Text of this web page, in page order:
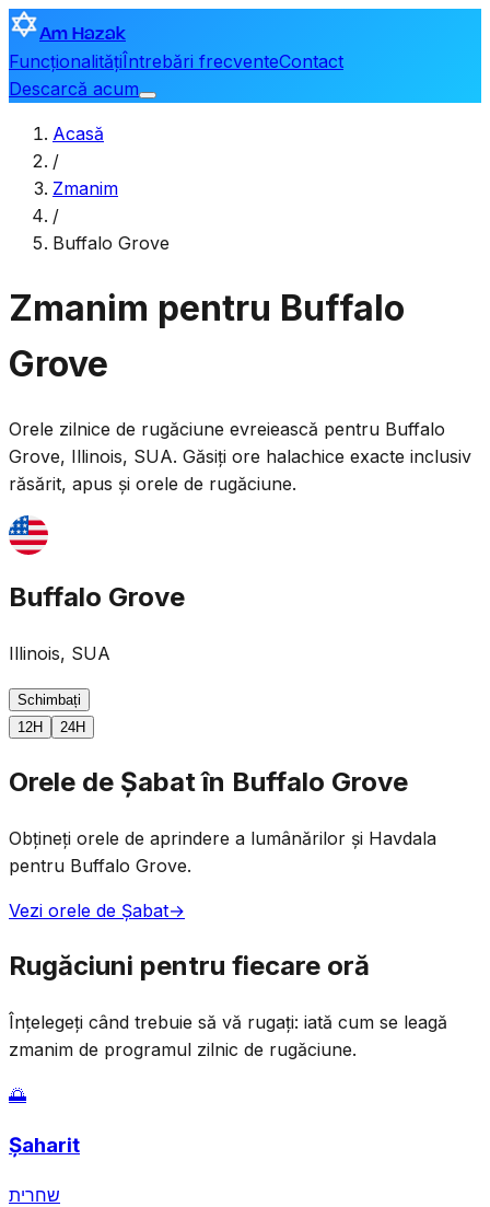
Am Hazak
FuncționalitățiÎntrebări frecventeContact
Descarcă acum
Acasă
/
Zmanim
/
Buffalo Grove
Zmanim pentru Buffalo
Grove
Orele zilnice de rugăciune evreiească pentru Buffalo
Grove, Illinois, SUA. Găsiți ore halachice exacte inclusiv
răsărit, apus și orele de rugăciune.
Buffalo Grove
Illinois, SUA
Schimbați
12H
24H
Orele de Șabat în Buffalo Grove
Obțineți orele de aprindere a lumânărilor și Havdala
pentru Buffalo Grove.
Vezi orele de Șabat→
Rugăciuni pentru fiecare oră
Înțelegeți când trebuie să vă rugați: iată cum se leagă
zmanim de programul zilnic de rugăciune.
🌅
Șaharit
שחרית